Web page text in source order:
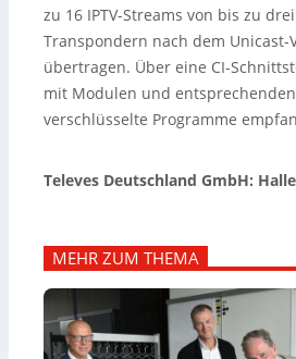
zu 16 IPTV-Streams von bis zu drei
Transpondern nach dem Unicast-
übertragen. Über eine CI-
mit Modulen und
verschlüsselte Programme
Televes Deutschland GmbH:
MEHR ZUM THEMA